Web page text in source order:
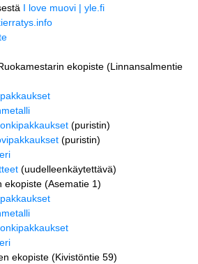
I love muovi | yle.fi
ekopiste (Linnansalmentie
(puristin)
(puristin)
(uudelleenkäytettävä)
ekopiste (Asematie 1)
ekopiste (Kivistöntie 59)